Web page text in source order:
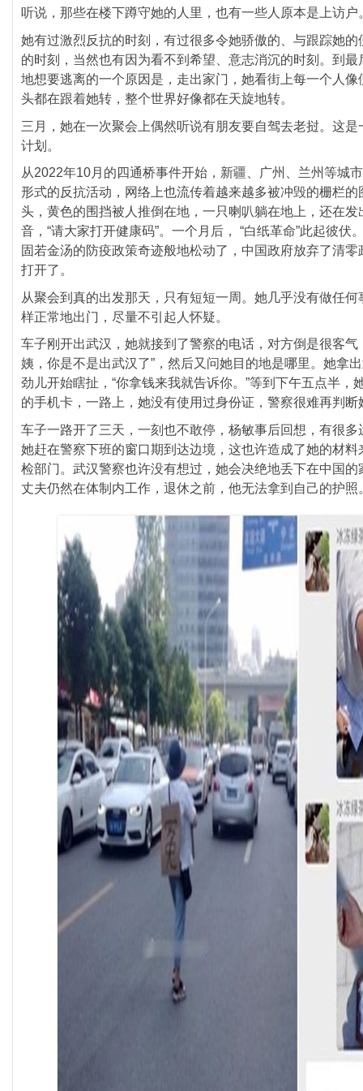
听说， 那些在楼下蹲守她的人里，也有一些人原本是上访户
她有过激烈反抗的时刻，有过很多令她骄傲的、 与跟踪她的
的时刻，当然也有因为看不到希望、 意志消沉的时刻。到最
地想要逃离的一个原因是， 走出家门，她看街上每一个人
头都在跟着她转， 整个世界好像都在天旋地转。
三月，她在一次聚会上偶然听说有朋友要自驾去老挝。 这是
计划。
从2022年10月的四通桥事件开始，新疆、广州、 兰州等城
形式的反抗活动， 网络上也流传着越来越多被冲毁的栅栏的
头， 黄色的围挡被人推倒在地，一只喇叭躺在地上， 还在发
音，“请大家打开健康码”。一个月后， “白纸革命”此起彼伏
固若金汤的防疫政策奇迹般地松动了， 中国政府放弃了清
打开了。
从聚会到真的出发那天，只有短短一周。她几乎没有做任何
样正常地出门，尽量不引起人怀疑。
车子刚开出武汉，她就接到了警察的电话，对方倒是很客气
姨，你是不是出武汉了”， 然后又问她目的地是哪里。她拿
劲儿开始瞎扯，“你拿钱来我就告诉你。”等到下午五点半，
的手机卡，一路上，她没有使用过身份证， 警察很难再判断
车子一路开了三天，一刻也不敢停，杨敏事后回想， 有很多
她赶在警察下班的窗口期到达边境， 这也许造成了她的材料
检部门。 武汉警察也许没有想过，她会决绝地丢下在中国
丈夫仍然在体制内工作，退休之前，他无法拿到自己的护照